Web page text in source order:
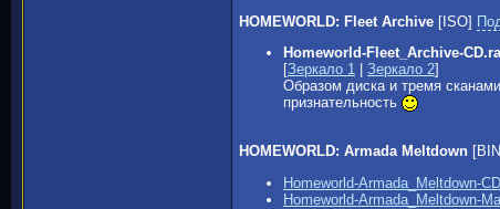
HOMEWORLD: Fleet Archive [ISO]
Homeworld-Fleet_Archive-
[Зеркало 1 Зеркало 2]
Образом диска и тремя
признательность
HOMEWORLD: Armada Meltdown
Homeworld-Armada_Meltdown-
Homeworld-Armada_Meltdown-